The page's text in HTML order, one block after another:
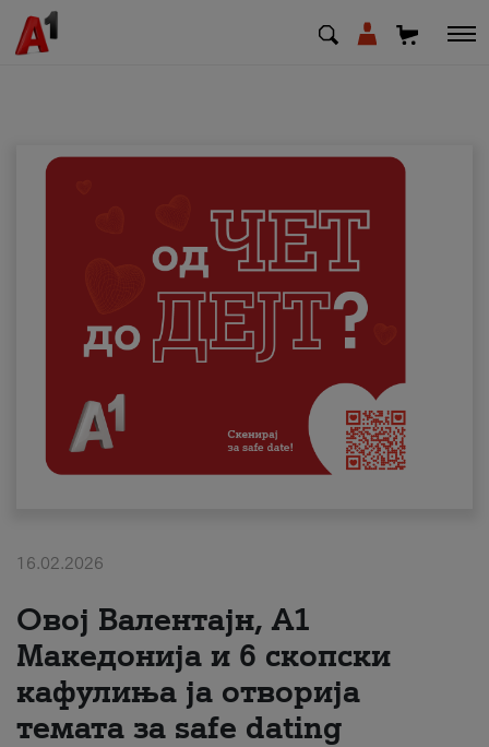
Деловни
Поддршка
Надополни кредит
Плати сметка
#ПодобарОнлајн
16.02.2026
Овој Валентајн, A1
Македонија и 6 скопски
кафулиња ја отворија
темата за safe dating